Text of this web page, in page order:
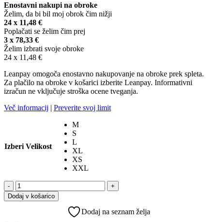
Enostavni nakupi na obroke
Želim, da bi bil moj obrok čim nižji
24 x 11,48 €
Poplačati se želim čim prej
3 x 78,33 €
Želim izbrati svoje obroke
24 x 11,48 €
Leanpay omogoča enostavno nakupovanje na obroke prek spleta.
Za plačilo na obroke v košarici izberite Leanpay. Informativni
izračun ne vključuje stroška ocene tveganja.
Več informacij | Preverite svoj limit
Izberi Velikost
M
S
L
XL
XS
XXL
-
AIROH
TWIST
3.0
+
Dodaj v košarico
Dodaj na seznam želja